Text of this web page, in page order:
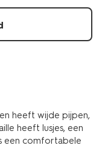
heeft wijde pijpen,
heeft lusjes, een
een comfortabele